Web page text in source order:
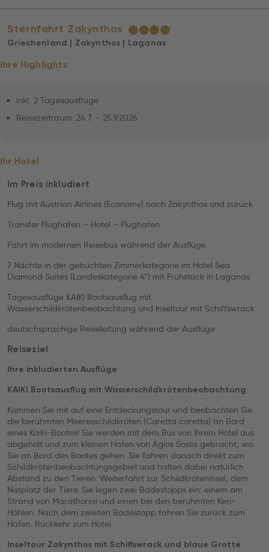
Sternfahrt Zakynthos ★★★★
Griechenland | Zakynthos | Laganas
Ihre Highlights
inkl. 2 Tagesausflüge
Reisezeitraum: 24.7. – 25.9.2026
Ihr Hotel
Im Preis inkludiert
Flug mit Austrian Airlines (Economy) nach Zakynthos und zurück
Transfer Flughafen – Hotel – Flughafen
Fahrt im modernen Reisebus während der Ausflüge
7 Nächte in der gebuchten Zimmerkategorie im Hotel Sea
Diamond Suites (Landeskategorie 4*) mit Frühstück in Laganas
Tagesausflüge KAIKI Bootsausflug mit
Wasserschildkrötenbeobachtung und Inseltour mit Schiffswrack
deutschsprachige Reiseleitung während der Ausflüge
Reiseziel
Ihre inkludierten Ausflüge
KAIKI Bootsausflug mit Wasserschildkrötenbeobachtung
Kommen Sie mit auf eine Entdeckungstour und beobachten Sie
die berühmten Meeresschildkröten (Caretta caretta) an Bord
eines Kaiki-Bootes! Sie werden mit dem Bus von Ihrem Hotel aus
abgeholt und zum kleinen Hafen von Agios Sostis gebracht, wo
Sie an Bord des Bootes gehen. Sie fahren danach direkt zum
Schildkrötenbeobachtungsgebiet und halten dabei natürlich
Abstand zu den Tieren. Weiterfahrt zur Schildkröteninsel, dem
Nistplatz der Tiere. Sie legen zwei Badestopps ein: einem am
Strand von Marathonisi und einen bei den berühmten Keri-
Höhlen. Nach dem zweiten Badestopp fahren Sie zurück zum
Hafen. Rückkehr zum Hotel.
Inseltour Zakynthos mit Schiffswrack und blaue Grotte